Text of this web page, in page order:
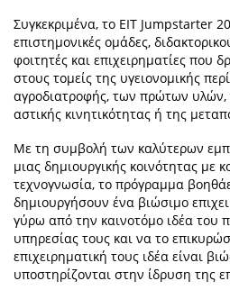
Συγκεκριμένα, το EIT Jumpstarter
επιστημονικές ομάδες,
φοιτητές και επιχειρηματίες που
στους τομείς της υγειονομικής
αγροδιατροφής, των πρώτων υλών,
αστικής κινητικότητας ή της
Με τη συμβολή των καλύτερων
μιας δημιουργικής κοινότητας με
τεχνογνωσία, το πρόγραμμα
δημιουργήσουν ένα βιώσιμο
γύρω από την καινοτόμο ιδέα του
υπηρεσίας τους και να το
επιχειρηματική τους ιδέα είναι
υποστηρίζονται στην ίδρυση της